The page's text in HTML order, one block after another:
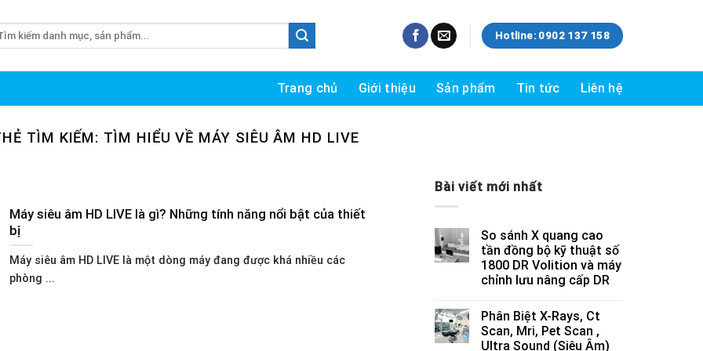
Hotline: 0902 137 158
Trang chủ Giới thiệu Sản phẩm Tin tức Liên hệ
TÌM KIẾM: TÌM HIỂU VỀ MÁY SIÊU ÂM HD LIVE
Máy siêu âm HD LIVE là gì? Những tính năng nổi bật của thiết
bị
Máy siêu âm HD LIVE là một dòng máy đang được khá nhiều các
phòng ...
Bài viết mới nhất
So sánh X quang cao
tần đồng bộ kỹ thuật số
1800 DR Volition và máy
chỉnh lưu nâng cấp DR
Phân Biệt X-Rays, Ct
Scan, Mri, Pet Scan ,
Ultra Sound (Siêu Âm)